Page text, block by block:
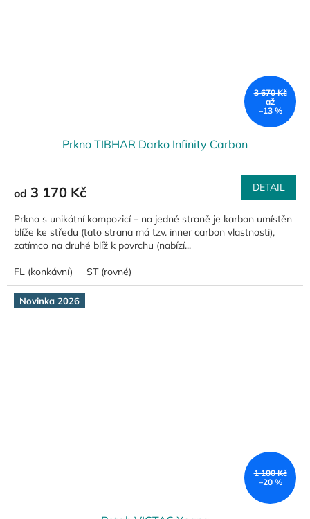
3 670 Kč
až
–13 %
Prkno TIBHAR Darko Infinity Carbon
od 3 170 Kč DETAIL
Prkno s unikátní kompozicí – na jedné straně je karbon umístěn
blíže ke středu (tato strana má tzv. inner carbon vlastnosti),
zatímco na druhé blíž k povrchu (nabízí...
FL (konkávní) ST (rovné)
Novinka 2026
1 100 Kč
–20 %